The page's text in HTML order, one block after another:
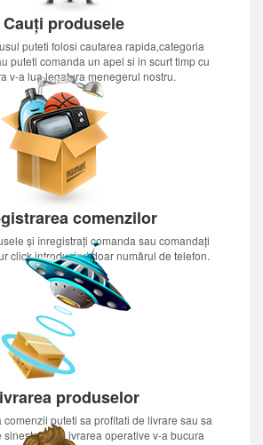
Cauți produsele
puteti folosi cautarea rapida,categoria
puteti comanda un apel si in scurt timp cu
v-a lua legatura menegerul nostru.
comenzilor
și înregistrați comanda sau comandați
click introducînd doar numărul de telefon.
produselor
puteti sa profitati de livrare sau sa
operative v-a bucura